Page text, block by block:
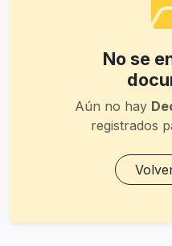
No se
Aún no hay
registrados